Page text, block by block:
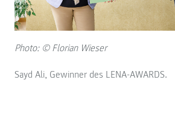
Photo: © Florian Wieser
Sayd Ali, Gewinner des LENA-AWARDS.